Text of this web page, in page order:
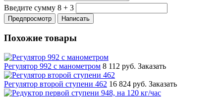
Введите сумму 8 + 3
Похожие товары
Регулятор 992 с манометром 8 112 руб. Заказать
Регулятор второй ступени 462 16 824 руб. Заказать